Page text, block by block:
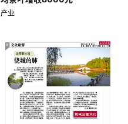
产业